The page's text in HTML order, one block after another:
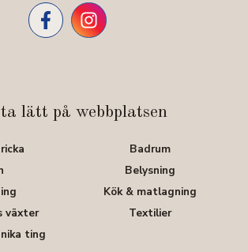
lätt på webbplatsen
Badrum
Belysning
Kök & matlagning
växter
Textilier
ting